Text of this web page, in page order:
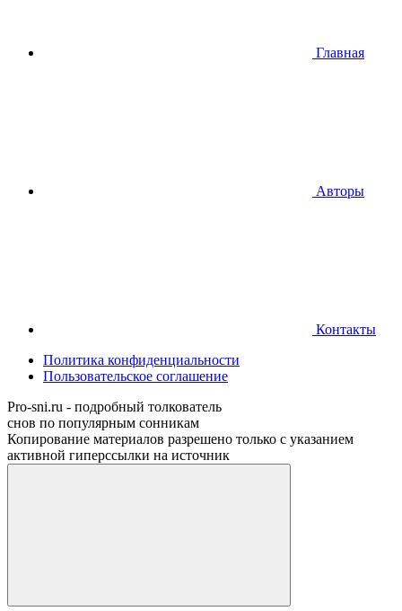
Главная
Авторы
Контакты
Политика конфиденциальности
Пользовательское соглашение
Pro-sni.ru - подробный толкователь
снов по популярным сонникам
Копирование материалов разрешено только с указанием
активной гиперссылки на источник